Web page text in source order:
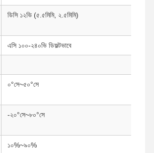
ডিসি ১২ভি (৫.৫মিমি, ২.৫মিমি)
এসি ১০০-২৪০ভি ডিফল্টভাবে
০°সে~৫০°সে
-২০°সে~৮০°সে
১০%~৯০%